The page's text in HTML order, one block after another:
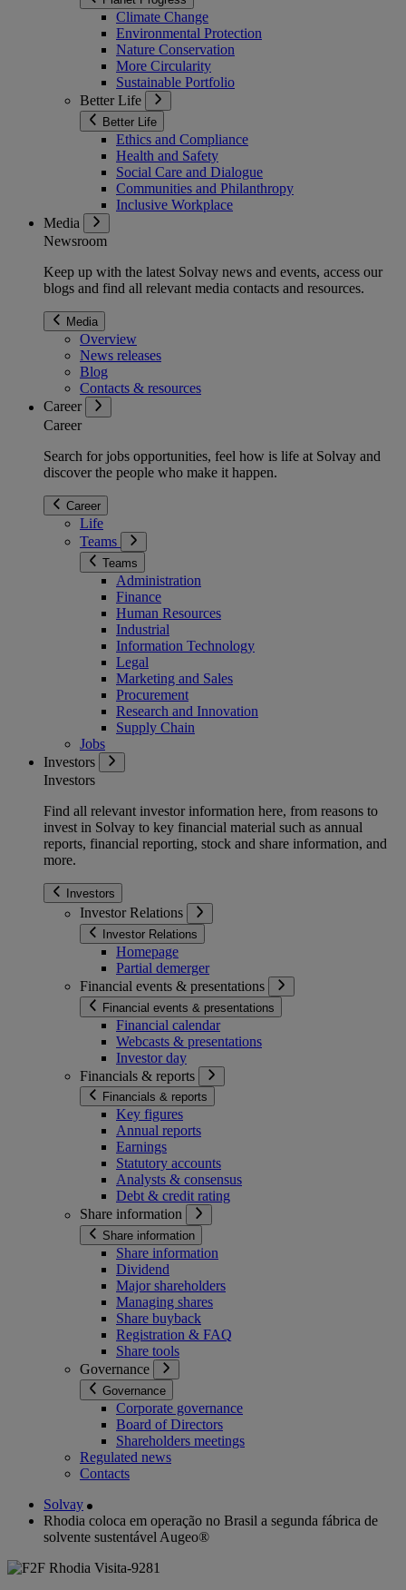
Climate Change
Environmental Protection
Nature Conservation
More Circularity
Sustainable Portfolio
Better Life
Better Life
Ethics and Compliance
Health and Safety
Social Care and Dialogue
Communities and Philanthropy
Inclusive Workplace
Media
Newsroom
Keep up with the latest Solvay news and events, access our
blogs and find all relevant media contacts and resources.
Media
Overview
News releases
Blog
Contacts & resources
Career
Career
Search for jobs opportunities, feel how is life at Solvay and
discover the people who make it happen.
Career
Life
Teams
Teams
Administration
Finance
Human Resources
Industrial
Information Technology
Legal
Marketing and Sales
Procurement
Research and Innovation
Supply Chain
Jobs
Investors
Investors
Find all relevant investor information here, from reasons to
invest in Solvay to key financial material such as annual
reports, financial reporting, stock and share information, and
more.
Investors
Investor Relations
Investor Relations
Homepage
Partial demerger
Financial events & presentations
Financial events & presentations
Financial calendar
Webcasts & presentations
Investor day
Financials & reports
Financials & reports
Key figures
Annual reports
Earnings
Statutory accounts
Analysts & consensus
Debt & credit rating
Share information
Share information
Share information
Dividend
Major shareholders
Managing shares
Share buyback
Registration & FAQ
Share tools
Governance
Governance
Corporate governance
Board of Directors
Shareholders meetings
Regulated news
Contacts
Solvay
Rhodia coloca em operação no Brasil a segunda fábrica de
solvente sustentável Augeo®